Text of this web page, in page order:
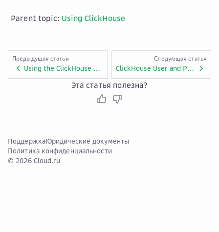
Parent topic: Using ClickHouse
Предыдущая статья
Using the ClickHouse Data Migration Tool
Следующая статья
ClickHouse User and Permission Management
Эта статья полезна?
ПоддержкаЮридические документы
Политика конфиденциальности
© 2026 Cloud.ru